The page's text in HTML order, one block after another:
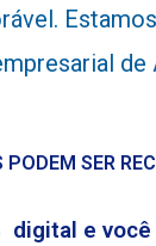
de
SER
digital e você